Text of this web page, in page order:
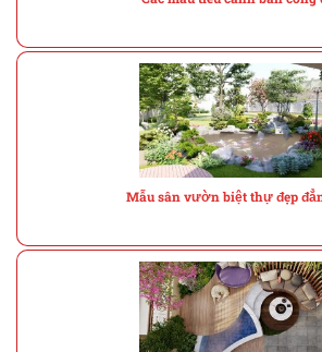
Mẫu sân vườn biệt thự đẹp